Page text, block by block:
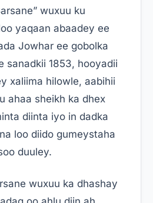
wuxuu ku
yaqaan abaadey ee
Jowhar ee gobolka
sanadkii 1853, hooyadii
xaliima hilowle, aabihii
ahaa sheikh ka dhex
diinta iyo in dadka
loo diido gumeystaha
duuley.
wuxuu ka dhashay